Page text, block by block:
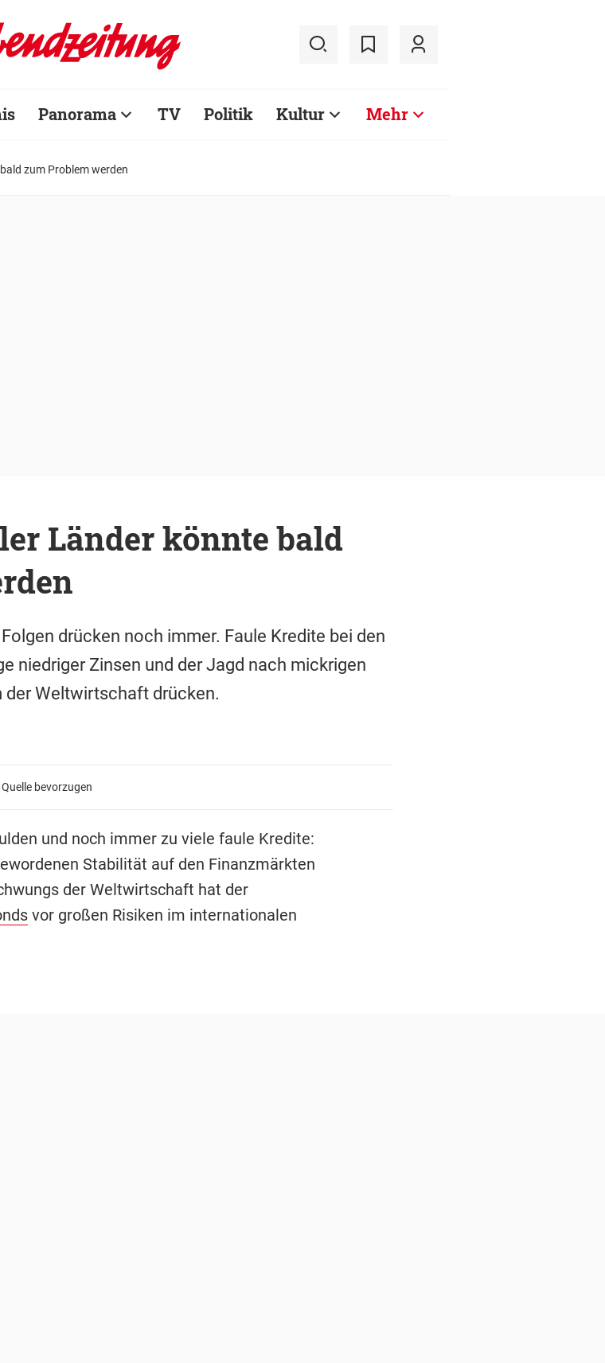
Panorama TV Politik Kultur Mehr
zum Problem werden
Länder könnte bald
drücken noch immer. Faule Kredite bei den
niedriger Zinsen und der Jagd nach mickrigen
der Weltwirtschaft drücken.
bevorzugen
und noch immer zu viele faule Kredite:
Stabilität auf den Finanzmärkten
der Weltwirtschaft hat der
vor großen Risiken im internationalen